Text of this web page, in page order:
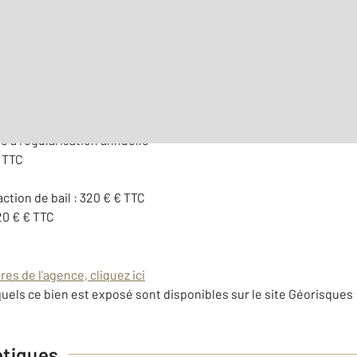
à régularisation annuelle
de bail : 320 € € TTC
€ € TTC
de l'agence, cliquez ici
ce bien est exposé sont disponibles sur le site Géorisques